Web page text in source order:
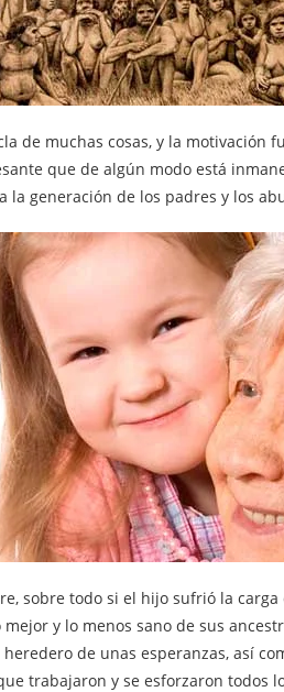
de muchas cosas, y la motivación
que de algún modo está
la generación de los padres y los
sobre todo si el hijo sufrió la
y lo menos sano de sus
de unas esperanzas, así
trabajaron y se esforzaron todos